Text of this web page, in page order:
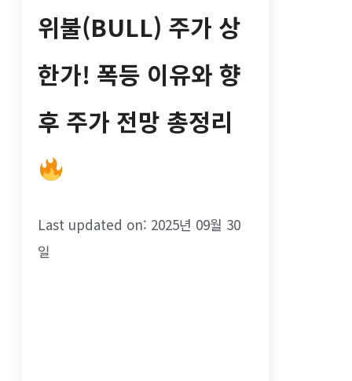
위불(BULL) 주가 상
한가! 폭등 이유와 향
후 주가 전망 총정리
Last updated on: 2025년 09월 30
일